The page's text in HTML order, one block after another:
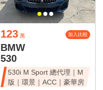
123 萬 加入比較
BMW
530
530i M Sport 總代理｜M
版｜環景｜ACC｜豪華房